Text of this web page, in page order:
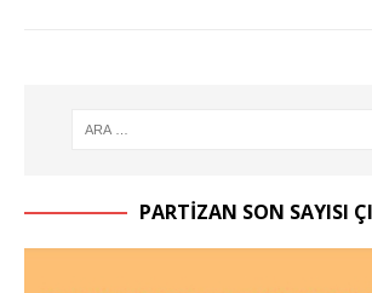
PARTIZAN SON SAYISI